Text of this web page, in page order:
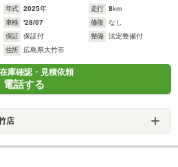
年式 2025年 走行 8km
車検
'28/07 修復
なし
保証
保証付 整備
法定整備付
住所
広島県大竹市
庫確認・見積依頼
電話する
店